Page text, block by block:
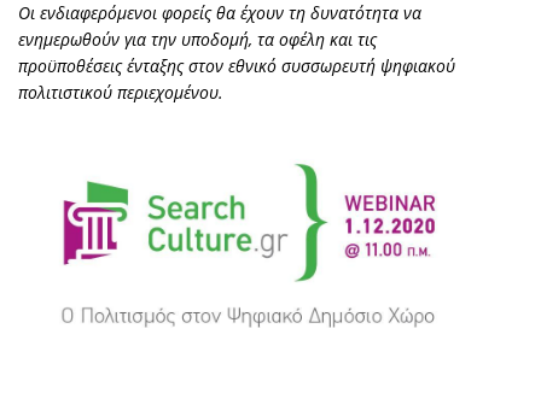
Οι ενδιαφερόμενοι φορείς θα έχουν τη δυνατότητα να
ενημερωθούν για την υποδομή, τα οφέλη και τις
προϋποθέσεις ένταξης στον εθνικό συσσωρευτή ψηφιακού
πολιτιστικού περιεχομένου.